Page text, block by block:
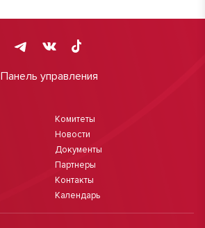
Панель управления
Комитеты
Новости
Документы
Партнеры
Контакты
Календарь